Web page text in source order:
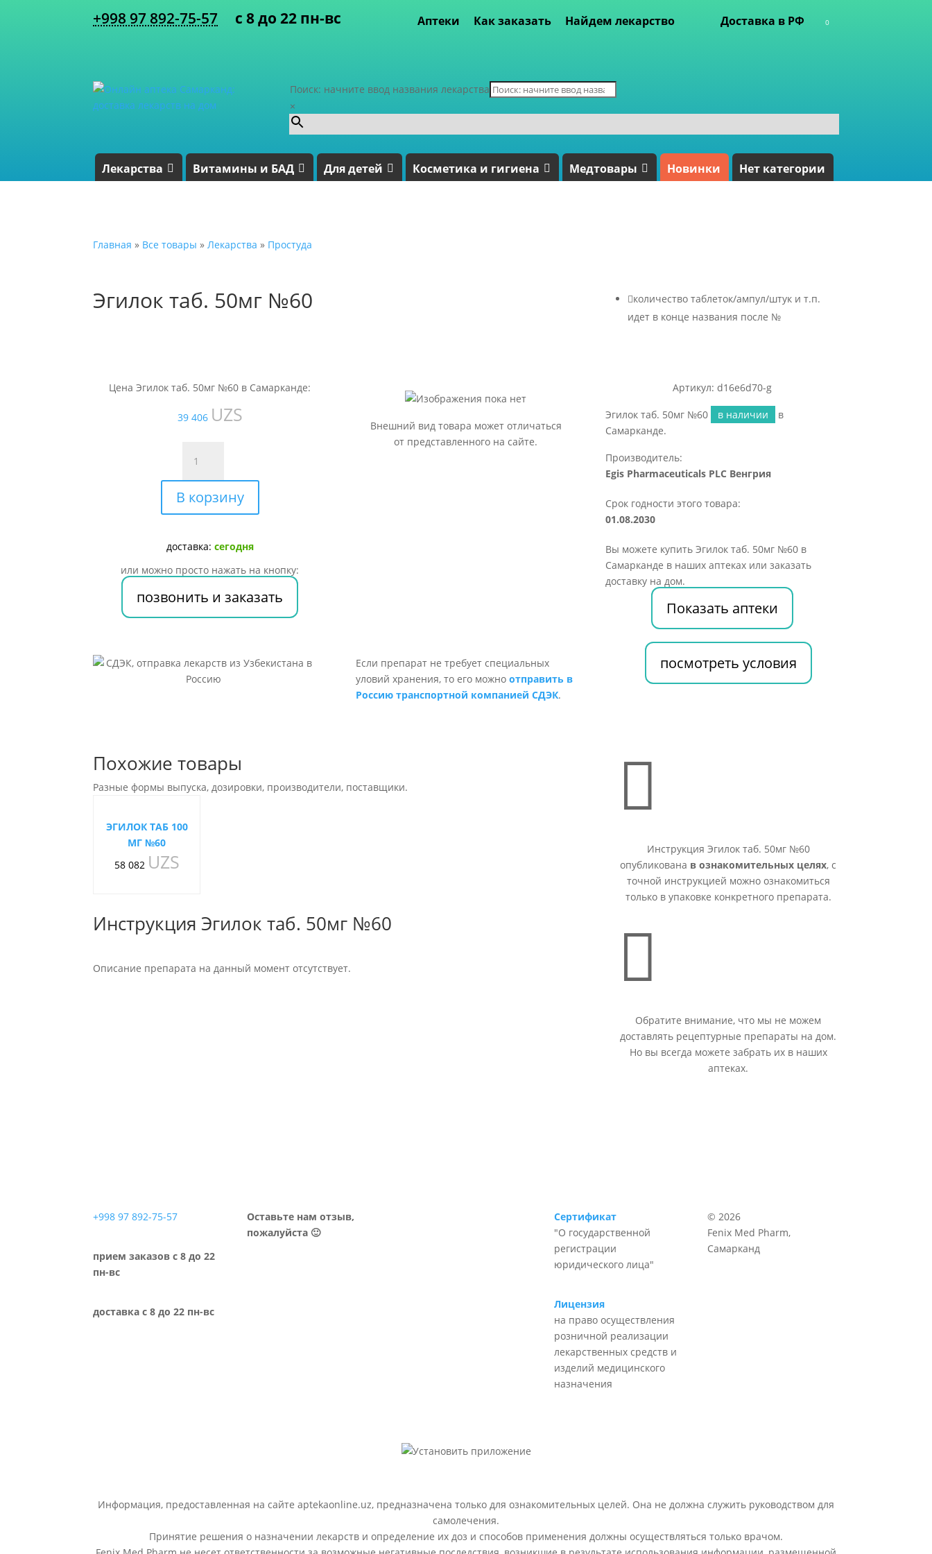
+998 97 892-75-57 с 8 до 22 пн-вс Аптеки Как заказать Найдем лекарство Доставка в РФ 0
Поиск: начните ввод названия лекарства
×
Лекарства Витамины и БАД Для детей Косметика и гигиена Медтовары Новинки Нет категории
Главная » Все товары » Лекарства » Простуда
Эгилок таб. 50мг №60 количество таблеток/ампул/штук и т.п.
идет в конце названия после №
Цена Эгилок таб. 50мг №60 в Самарканде:
39 406 UZS
товара
Эгилок
таб.
50мг
В корзину
доставка: сегодня
или можно просто нажать на кнопку:
позвонить и заказать
Внешний вид товара может отличаться
от представленного на сайте.
Артикул: d16e6d70-g
Эгилок таб. 50мг №60 в наличии
в
Самарканде.
Производитель:
Egis Pharmaceuticals PLC Венгрия
Срок годности этого товара:
01.08.2030
Вы можете купить Эгилок таб. 50мг №60 в
Самарканде в наших аптеках или заказать
доставку на дом.
Показать аптеки
Если препарат не требует специальных
уловий хранения, то его можно отправить в
Россию транспортной компанией СДЭК.
посмотреть условия
Похожие товары
Разные формы выпуска, дозировки, производители, поставщики.
ЭГИЛОК ТАБ 100
МГ №60
58 082 UZS
Инструкция Эгилок таб. 50мг №60
Описание препарата на данный момент отсутствует.

Инструкция Эгилок таб. 50мг №60
опубликована в ознакомительных целях, с
точной инструкцией можно ознакомиться
только в упаковке конкретного препарата.

Обратите внимание, что мы не можем
доставлять рецептурные препараты на дом.
Но вы всегда можете забрать их в наших
аптеках.
+998 97 892-75-57
прием заказов с 8 до 22
пн-вс
доставка с 8 до 22 пн-вс
Оставьте нам отзыв,
пожалуйста 🙂
Сертификат
"О государственной
регистрации
юридического лица"
Лицензия
на право осуществления
розничной реализации
лекарственных средств и
изделий медицинского
назначения
© 2026
Fenix Med Pharm,
Самарканд
Информация, предоставленная на сайте aptekaonline.uz, предназначена только для ознакомительных целей. Она не должна служить руководством для
самолечения.
Принятие решения о назначении лекарств и определение их доз и способов применения должны осуществляться только врачом.